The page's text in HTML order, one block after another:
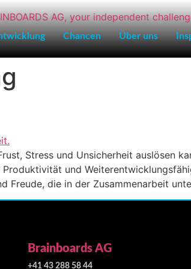
Chancen Über uns
Stress und Unsicherheit auslösen
und
Freude, die in der Zusammenarbeit
Brainboards AG
+41 43 288 58 44